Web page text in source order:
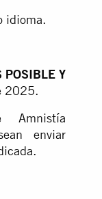
idioma.
POSIBLE Y
2025.
enviar